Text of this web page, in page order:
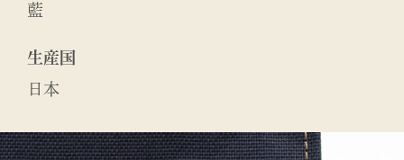
藍
生産国
日本